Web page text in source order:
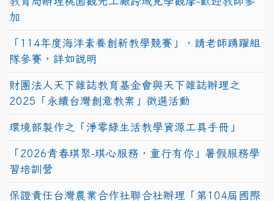
加
「114年度海洋素養創新教學競賽」，請老師踴躍組
隊參賽，詳如說明
財團法人天下雜誌教育基金會與天下雜誌辦理之
2025「永續台灣創意教案」徵選活動
環境部製作之「淨零綠生活教學資源工具手冊」
「2026青春琪聚-琪心服務，童行有你」暑假服務學
習培訓營
保證責任台灣農業合作社聯合社辦理「第104屆國際